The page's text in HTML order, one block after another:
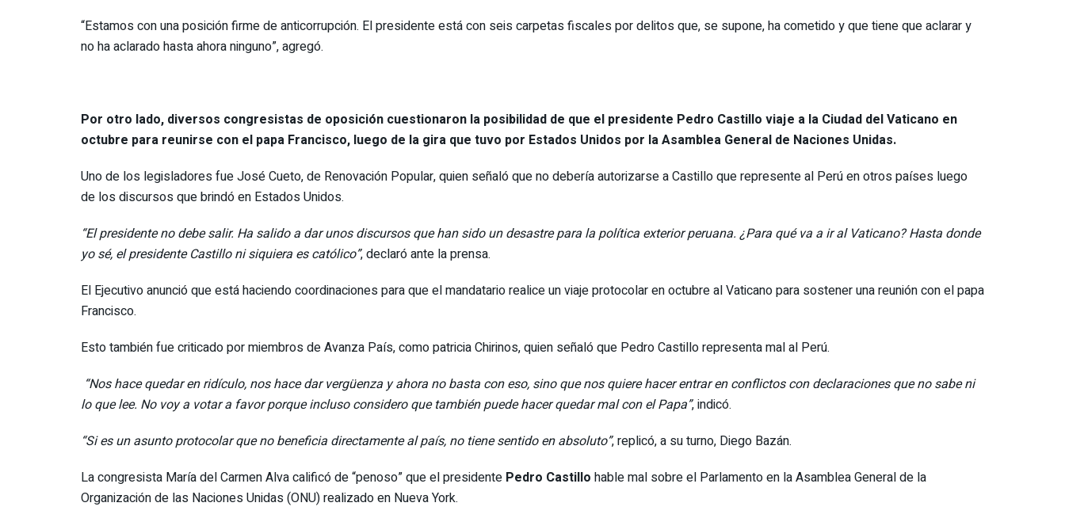
“Estamos con una posición firme de anticorrupción. El presidente está con seis carpetas fiscales por delitos que, se supone, ha cometido y que tiene que aclarar y
no ha aclarado hasta ahora ninguno”, agregó.
Por otro lado, diversos congresistas de oposición cuestionaron la posibilidad de que el presidente Pedro Castillo viaje a la Ciudad del Vaticano en
octubre para reunirse con el papa Francisco, luego de la gira que tuvo por Estados Unidos por la Asamblea General de Naciones Unidas.
Uno de los legisladores fue José Cueto, de Renovación Popular, quien señaló que no debería autorizarse a Castillo que represente al Perú en otros países luego
de los discursos que brindó en Estados Unidos.
“El presidente no debe salir. Ha salido a dar unos discursos que han sido un desastre para la política exterior peruana. ¿Para qué va a ir al Vaticano? Hasta donde
yo sé, el presidente Castillo ni siquiera es católico”, declaró ante la prensa.
El Ejecutivo anunció que está haciendo coordinaciones para que el mandatario realice un viaje protocolar en octubre al Vaticano para sostener una reunión con el papa
Francisco.
Esto también fue criticado por miembros de Avanza País, como patricia Chirinos, quien señaló que Pedro Castillo representa mal al Perú.
“Nos hace quedar en ridículo, nos hace dar vergüenza y ahora no basta con eso, sino que nos quiere hacer entrar en conflictos con declaraciones que no sabe ni
lo que lee. No voy a votar a favor porque incluso considero que también puede hacer quedar mal con el Papa”, indicó.
“Si es un asunto protocolar que no beneficia directamente al país, no tiene sentido en absoluto”, replicó, a su turno, Diego Bazán.
La congresista María del Carmen Alva calificó de “penoso” que el presidente Pedro Castillo hable mal sobre el Parlamento en la Asamblea General de la
Organización de las Naciones Unidas (ONU) realizado en Nueva York.